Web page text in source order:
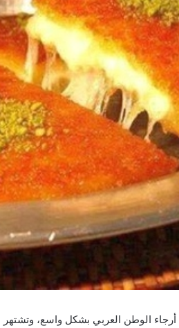
الوطن العربي بشكل واسع،